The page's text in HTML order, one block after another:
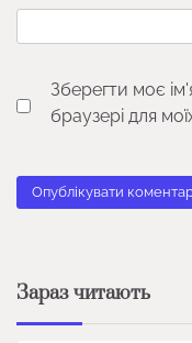
Зберегти моє
браузері для
Зараз читають